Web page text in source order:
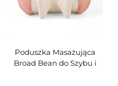
Poduszka Masażująca
Broad Bean do Szybu i